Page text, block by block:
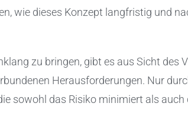
wie dieses Konzept langfristig und
zu bringen, gibt es aus Sicht des
Herausforderungen. Nur
sowohl das Risiko minimiert als